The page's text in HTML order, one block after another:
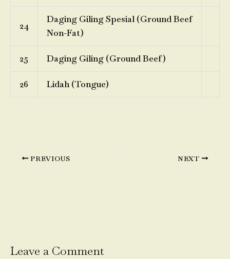
24
Daging Giling Spesial (Ground Beef
Non-Fat)
25 Daging Giling (Ground Beef)
26 Lidah (Tongue)
PREVIOUS NEXT
Leave a Comment